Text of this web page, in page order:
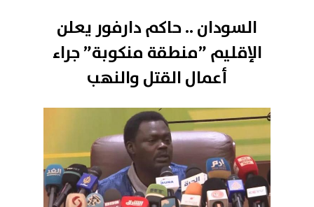
السودان .. حاكم دارفور يعلن
الإقليم ”منطقة منكوبة” جراء
أعمال القتل والنهب